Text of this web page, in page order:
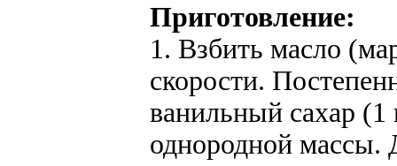
Приготовление:
1. Взбить масло
скорости.
ванильный сахар (1
однородной массы.